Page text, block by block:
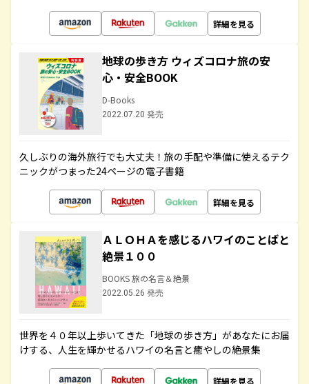
詳細を見る
地球の歩き方 ウィズコロナ旅の安
心・安全BOOK
D-Books
2022.07.20 発売
久しぶりの海外旅行でも大丈夫！旅の手配や準備に使えるテク
ニックがつまった24ページの電子書籍
詳細を見る
ＡＬＯＨＡを感じるハワイのことばと
絶景１００
BOOKS 旅の名言＆絶景
2022.05.26 発売
世界を４０年以上歩いてきた「地球の歩き方」があなたにお届
けする、人生を輝かせるハワイの名言と癒やしの絶景集
詳細を見る